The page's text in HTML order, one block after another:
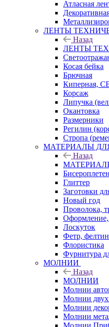
Атласная
ЛЕНТЫ
Назад
ЛЕНТЫ
Косая бейка
Брючная
Киперная,
Корсаж
Липучка
Окантовка
Размерники
Регилин
Стропа
МАТЕРИАЛЫ
Назад
Глиттер
Заготовки
Новый год
Проволока,
Оформление,
Лоскуток
Фетр,
Флористика
Фурнитура
МОЛНИИ
Назад
МОЛНИИ
Молнии
Молнии
Молнии
Молнии
Молнии